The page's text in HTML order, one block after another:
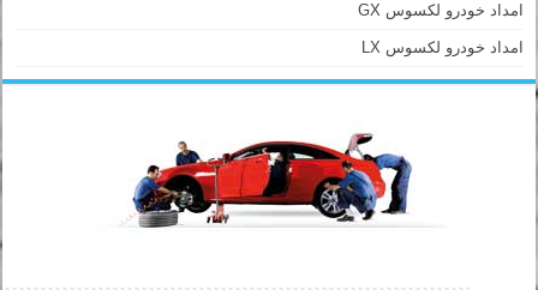
امداد خودرو لکسوس GX
امداد خودرو لکسوس LX